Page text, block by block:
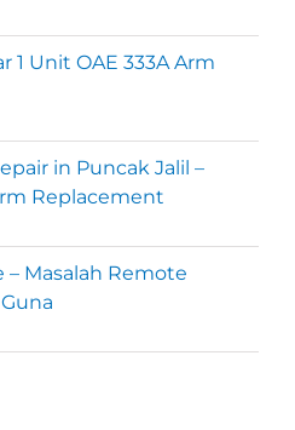
1 Unit OAE 333A Arm
in Puncak Jalil –
Replacement
Masalah Remote